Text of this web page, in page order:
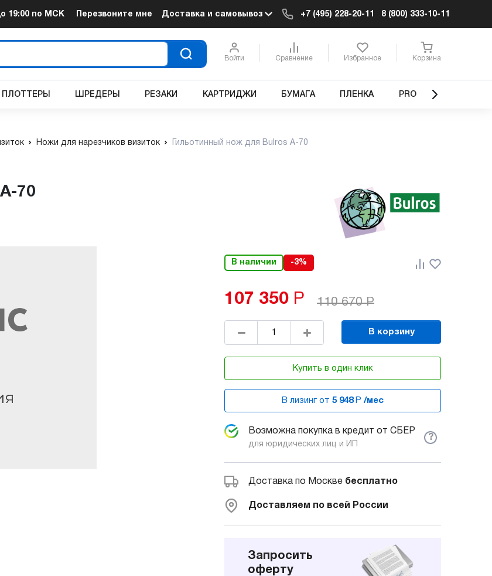
19:00 по МСК Перезвоните мне Доставка и самовывоз +7 (495) 228-20-11 8 (800) 333-10-11
Войти Сравнение Избранное Корзина
ПЛОТТЕРЫ ШРЕДЕРЫ РЕЗАКИ КАРТРИДЖИ БУМАГА ПЛЕНКА PRO
Ножи для нарезчиков визиток Гильотинный нож для Bulros A-70
70
В наличии -3%
107 350 Р 110 670 Р
В корзину
Купить в один клик
В лизинг от 5 948 Р /мес
Возможна покупка в кредит от СБЕР
для юридических лиц и ИП
?
Доставка по Москве бесплатно
Доставляем по всей России
Запросить
оферту